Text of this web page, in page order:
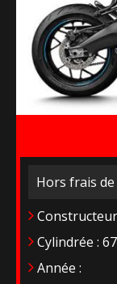
Hors frais
Cylindrée :
Année :